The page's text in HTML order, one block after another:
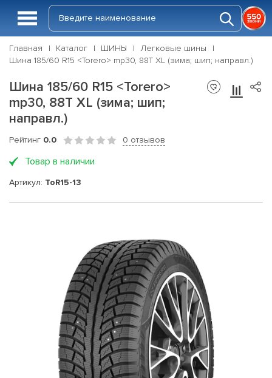
Главная Каталог ШИНЫ
Легковые шины
Шина 185/60 R15 <Torero> mp30, 88T XL (зима; шип; направл.)
Шина 185/60 R15 <Torero>
mp30, 88T XL (зима; шип;
направл.)
Рейтинг 0.0 0 отзывов
Товар в наличии
Артикул: ToR15-13